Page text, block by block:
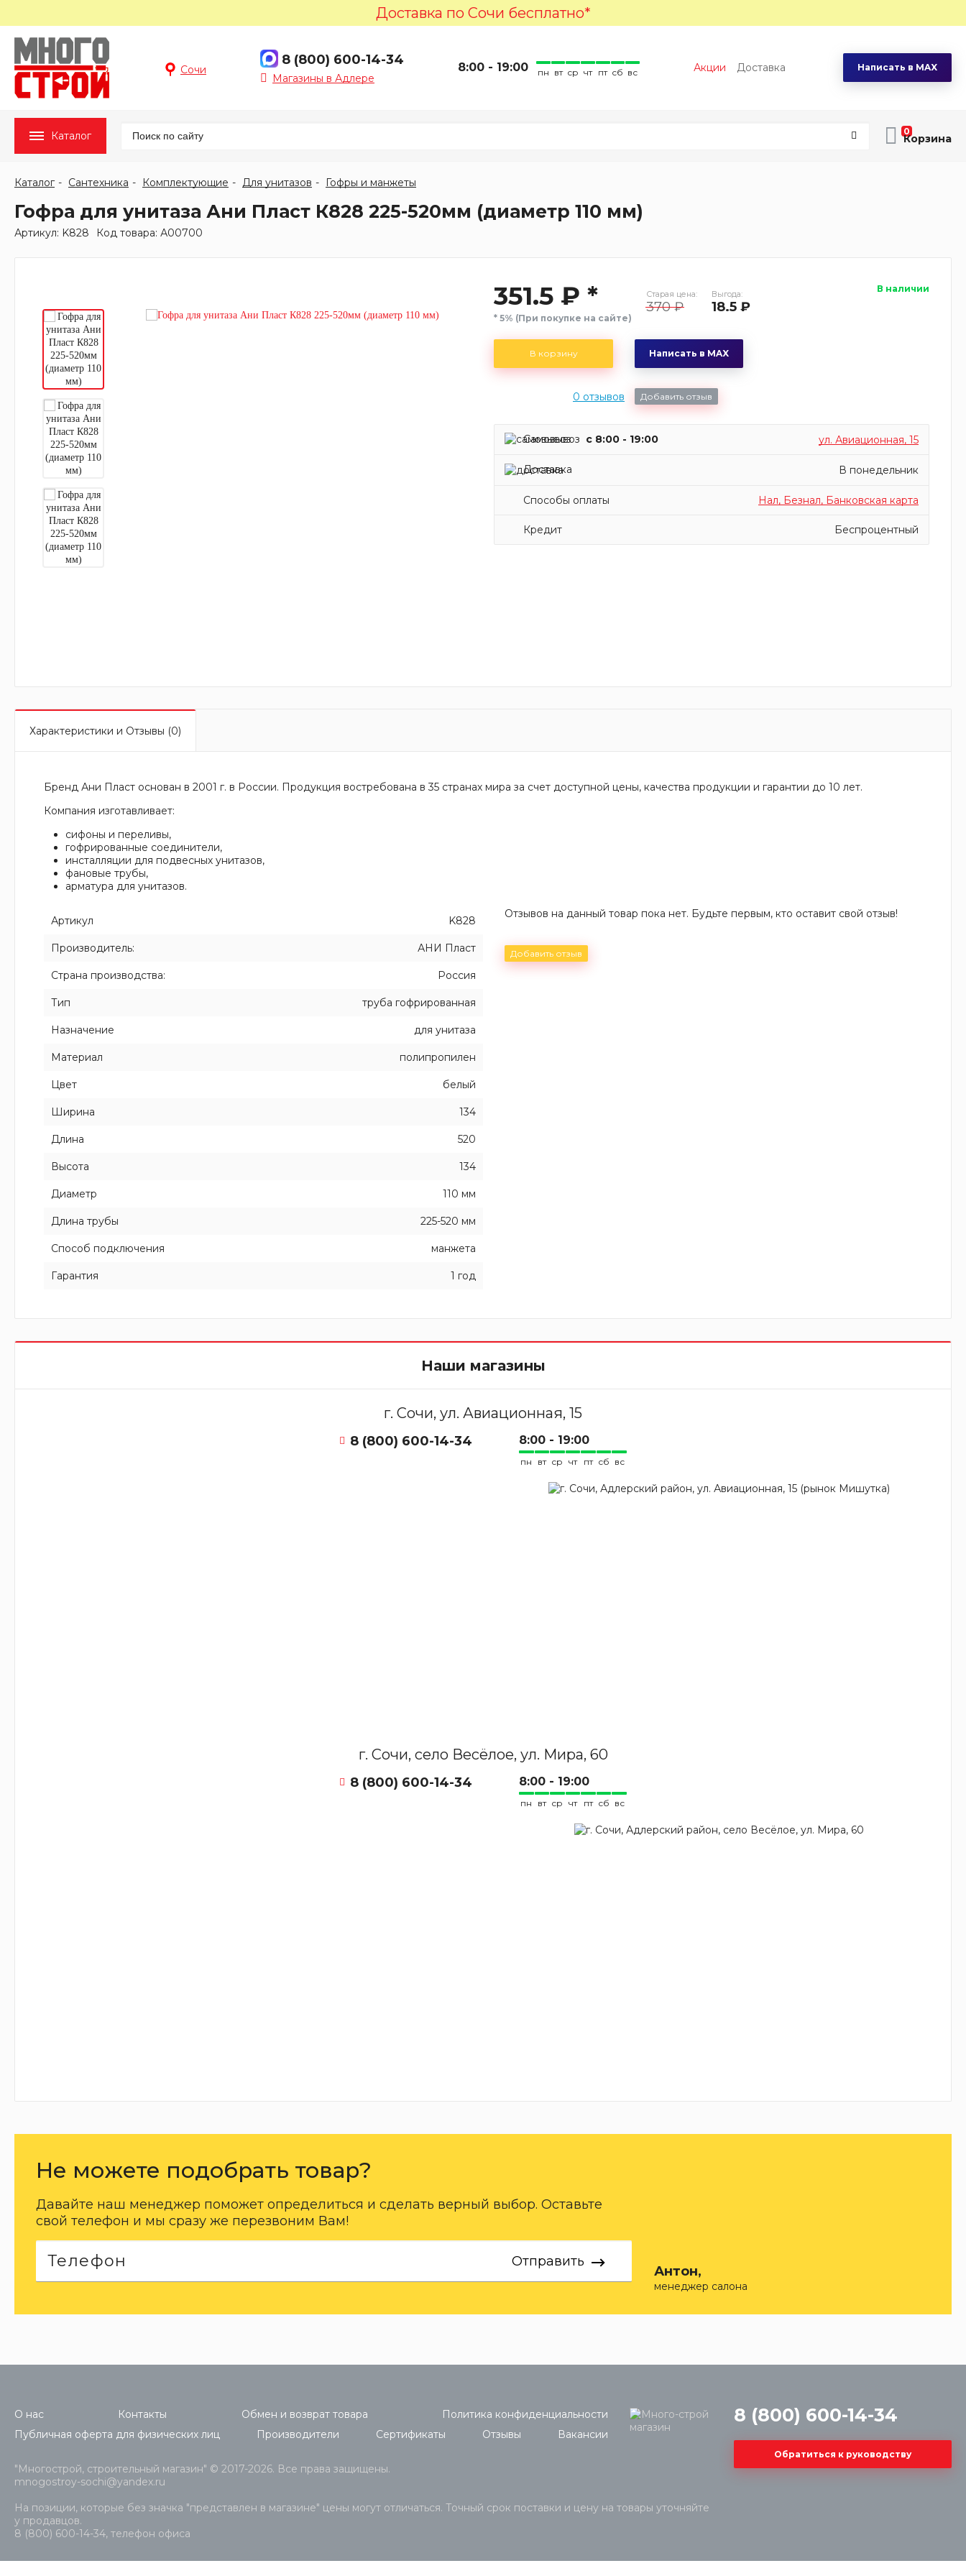
Доставка по Сочи бесплатно*
Сочи
8 (800) 600-14-34 Написать в MAX
Магазины в Адлере
8:00 - 19:00 пн вт ср чт пт сб вс Акции Доставка
Каталог 0
Каталог Сантехника Комплектующие Для унитазов Гофры и манжеты
Гофра для унитаза Ани Пласт К828 225-520мм (диаметр 110 мм)
Артикул: K828 Код товара: А00700
351.5 ₽ *
* 5% (При покупке на сайте)
Старая цена:
370 ₽
Выгода:
18.5 ₽
В наличии
В корзину Написать в MAX
0 отзывов Добавить отзыв
Самовывоз c 8:00 - 19:00 ул. Авиационная, 15
Доставка В понедельник
Способы оплаты Нал, Безнал, Банковская карта
Кредит Беспроцентный
Характеристики и Отзывы (0)
Бренд Ани Пласт основан в 2001 г. в России. Продукция востребована в 35 странах мира за счет доступной цены, качества продукции и гарантии до 10 лет.
Компания изготавливает:
сифоны и переливы,
гофрированные соединители,
инсталляции для подвесных унитазов,
фановые трубы,
арматура для унитазов.
Артикул K828
Производитель: АНИ Пласт
Страна производства: Россия
Тип труба гофрированная
Назначение для унитаза
Материал полипропилен
Цвет белый
Ширина 134
Длина 520
Высота 134
Диаметр 110 мм
Длина трубы 225-520 мм
Способ подключения манжета
Гарантия 1 год
Отзывов на данный товар пока нет. Будьте первым, кто оставит свой отзыв!
Добавить отзыв
Наши магазины
г. Сочи, ул. Авиационная, 15
8 (800) 600-14-34 8:00 - 19:00
пн вт ср чт пт сб вс
г. Сочи, село Весёлое, ул. Мира, 60
8 (800) 600-14-34 8:00 - 19:00
пн вт ср чт пт сб вс
Не можете подобрать товар?
Давайте наш менеджер поможет определиться и сделать верный выбор. Оставьте
свой телефон и мы сразу же перезвоним Вам!
Отправить
Антон,
менеджер салона
О нас Контакты Обмен и возврат товара
Политика конфиденциальности
Публичная оферта для физических лиц
Производители Сертификаты Отзывы Вакансии
"Многострой, строительный магазин" © 2017-2026. Все права защищены.
mnogostroy-sochi@yandex.ru
На позиции, которые без значка "представлен в магазине" цены могут отличаться. Точный срок поставки и цену на товары уточняйте
у продавцов.
8 (800) 600-14-34, телефон офиса
8 (800) 600-14-34
Обратиться к руководству